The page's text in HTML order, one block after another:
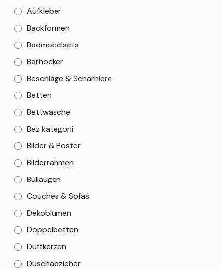
Aufkleber
Backformen
Badmöbelsets
Barhocker
Beschläge & Scharniere
Betten
Bettwäsche
Bez kategorii
Bilder & Poster
Bilderrahmen
Bullaugen
Couches & Sofas
Dekoblumen
Doppelbetten
Duftkerzen
Duschabzieher